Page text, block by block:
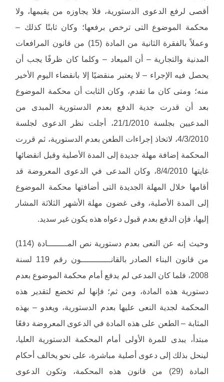
أقصى لرفع الدعوى الدستورية، فلا يجاوزه من يقيمها، ولا
محكمة الموضوع التى ترخص برفعها؛ وكان ثابتًا كذلك –
وعملاً بالفقرة الثانية من المادة (15) من قانون المرافعات
المدنية والتجارية – أن الميعاد – وكلما كان ظرفًا يجب أن
يحصل فيه الإجراء – لا يعتبر منقضيًا إلا بانقضاء اليوم الأخير
منه؛ ومتى كان ما تقدم، وكان الثابت أن محكمة الموضوع
بعد أن قدرت جدية الدفع بعدم الدستورية المبدى من
المدعيين بجلسة 21/1/2010، أجلت نظر الدعوى لجلسة
4/3/2010، لاتخاذ إجراءات الطعن بعدم الدستورية، ثم قررت
المحكمة إضافة مهلة جديدة إلى المدة الأصلية وقبل انقضائها
غايتها 8/4/2010، وكان المدعى في الدعوى المعروضة قد
أقامها خلال المهلة الجديدة التى أضافتها محكمة الموضوع
إلى المدة الأصلية، وفى غضون مهلة الأشهر الثلاثة المشار
إليها، فإن الدفع بعدم قبول دعواه هذه يكون غير سديد.
وحيث إنه عن النعى بعدم دستورية نص المــــــــادة (114)
من قانون البناء الصادر بالقانــــــــــــون رقم 119 لسنة
2008، فلما كان المدعى لم يدفع أمام محكمة الموضوع بعدم
دستورية هذه المادة، ومن ثم؛ فإنها لم تخضع لتقدير هذه
المحكمة لجدية النعى عليها بعدم الدستورية، ويغدو – بهذه
المثابة – الطعن على هذه المادة في الدعوى المعروضة دفعًا
مبتدأ، يبدى للمرة الأولى أمام المحكمة الدستورية العليا،
لينحل بذلك إلى دعوى أصلية مباشرة، على نحو يخالف أحكام
المادة (29) من قانون هذه المحكمة، وتكون الدعوى